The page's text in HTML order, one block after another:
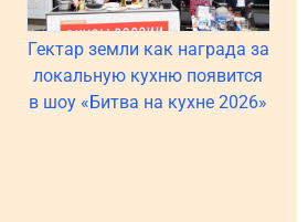
Гектар земли как награда за
локальную кухню появится
в шоу «Битва на кухне 2026»